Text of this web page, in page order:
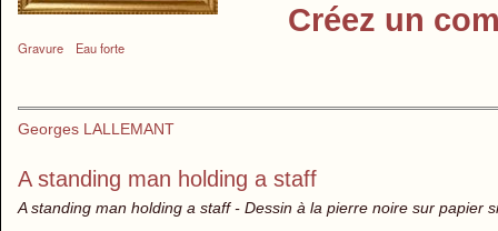
Gravure Eau forte
Créez un
Georges LALLEMANT
A standing man holding a staff
A standing man holding a staff - Dessin à la pierre noire sur papier